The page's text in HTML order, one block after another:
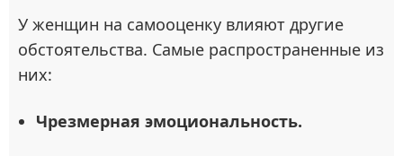
У женщин на самооценку влияют другие
обстоятельства. Самые распространенные из
них:
Чрезмерная эмоциональность.